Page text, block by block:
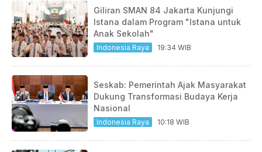
Giliran SMAN 84 Jakarta Kunjungi
Istana dalam Program "Istana untuk
Anak Sekolah"
Indonesia Raya 19:34 WIB
Seskab: Pemerintah Ajak Masyarakat
Dukung Transformasi Budaya Kerja
Nasional
Indonesia Raya 10:18 WIB